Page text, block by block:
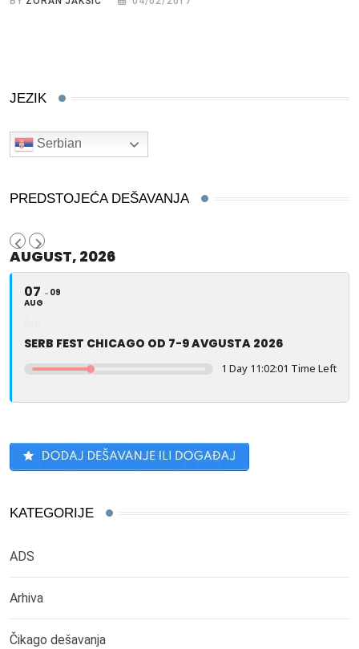
JEZIK
Serbian
PREDSTOJEĆA DEŠAVANJA
AUGUST, 2026
07
AUG
09
SERB FEST CHICAGO OD 7-9 AVGUSTA 2026
1 Day 11:02:01 Time Left
KATEGORIJE
ADS
Arhiva
Čikago dešavanja